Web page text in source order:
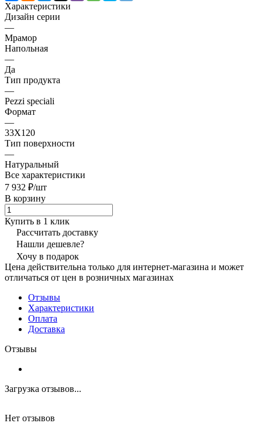
Характеристики
Дизайн серии
—
Мрамор
Напольная
—
Да
Тип продукта
—
Pezzi speciali
Формат
—
33X120
Тип поверхности
—
Натуральный
Все характеристики
7 932 ₽/шт
В корзину
Купить в 1 клик
Рассчитать доставку
Нашли дешевле?
Хочу в подарок
Цена действительна только для интернет-магазина и может
отличаться от цен в розничных магазинах
Отзывы
Характеристики
Оплата
Доставка
Отзывы
Загрузка отзывов...
Нет отзывов